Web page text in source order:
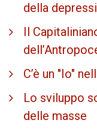
della
Il
C’è un "Io"
Lo sviluppo
delle masse